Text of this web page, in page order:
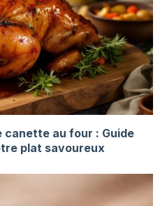
canette au four : Guide
plat savoureux